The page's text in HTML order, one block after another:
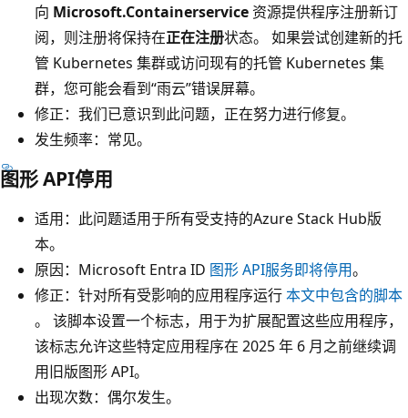
向 Microsoft.Containerservice 资源提供程序注册新订
阅，则注册将保持在正在注册状态。 如果尝试创建新的托
管 Kubernetes 集群或访问现有的托管 Kubernetes 集
群，您可能会看到“雨云”错误屏幕。
修正：我们已意识到此问题，正在努力进行修复。
发生频率：常见。
图形 API停用
适用：此问题适用于所有受支持的Azure Stack Hub版
本。
原因：Microsoft Entra ID 图形 API服务即将停用。
修正：针对所有受影响的应用程序运行本文中包含的脚本
。 该脚本设置一个标志，用于为扩展配置这些应用程序，
该标志允许这些特定应用程序在 2025 年 6 月之前继续调
用旧版图形 API。
出现次数：偶尔发生。